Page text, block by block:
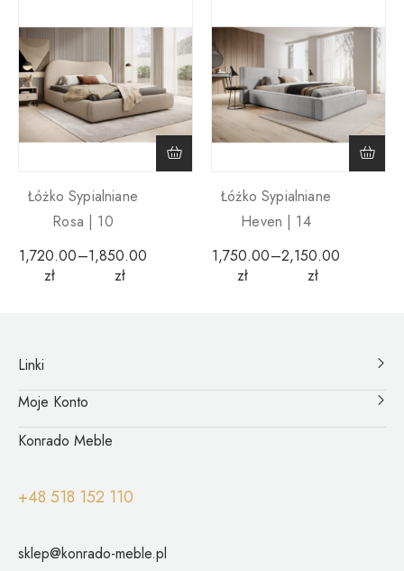
Łóżko Sypialniane
Rosa | 10
1,720.00
zł
–1,850.00
zł
Łóżko Sypialniane
Heven | 14
1,750.00
zł
–2,150.00
zł
Linki
Moje Konto
Konrado Meble
+48 518 152 110
sklep@konrado-meble.pl